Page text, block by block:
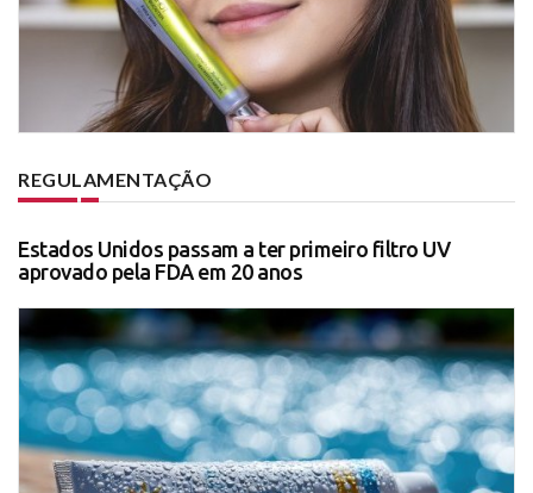
REGULAMENTAÇÃO
Estados Unidos passam a ter primeiro filtro UV
aprovado pela FDA em 20 anos